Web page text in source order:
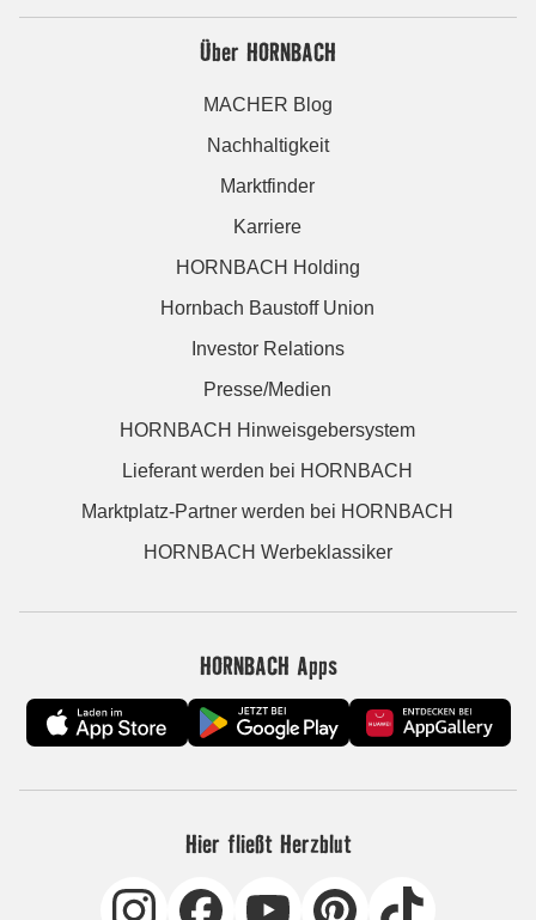
Über HORNBACH
MACHER Blog
Nachhaltigkeit
Marktfinder
Karriere
HORNBACH Holding
Hornbach Baustoff Union
Investor Relations
Presse/Medien
HORNBACH Hinweisgebersystem
Lieferant werden bei HORNBACH
Marktplatz-Partner werden bei HORNBACH
HORNBACH Werbeklassiker
HORNBACH Apps
Hier fließt Herzblut